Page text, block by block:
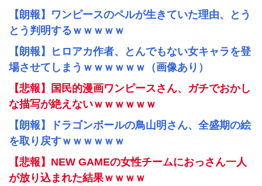
【朗報】ワンピースのペルが生きていた理由、とう
とう判明するｗｗｗｗｗ
【朗報】ヒロアカ作者、とんでもない女キャラを登
場させてしまうｗｗｗｗｗｗ（画像あり）
【悲報】国民的漫画ワンピースさん、ガチでおかし
な描写が絶えないｗｗｗｗｗｗ
【朗報】ドラゴンボールの鳥山明さん、全盛期の絵
を取り戻すｗｗｗｗｗｗ
【悲報】NEW GAMEの女性チームにおっさん一人
が放り込まれた結果ｗｗｗｗ